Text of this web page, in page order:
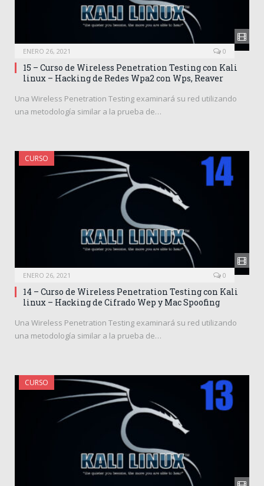
ENERO 26, 2021 0
15 – Curso de Wireless Penetration Testing con Kali
linux – Hacking de Redes Wpa2 con Wps, Reaver
Una Wireless Penetration Testing examinará su red utilizando
una metodología similar a la prueba de…
CURSO
ENERO 26, 2021 0
14 – Curso de Wireless Penetration Testing con Kali
linux – Hacking de Cifrado Wep y Mac Spoofing
Una Wireless Penetration Testing examinará su red utilizando
una metodología similar a la prueba de…
CURSO